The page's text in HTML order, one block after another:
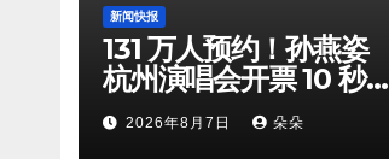
新闻快报
131 万人预约！孙燕姿
杭州演唱会开票 10 秒全
档位火速售罄
2026年8月7日 朵朵